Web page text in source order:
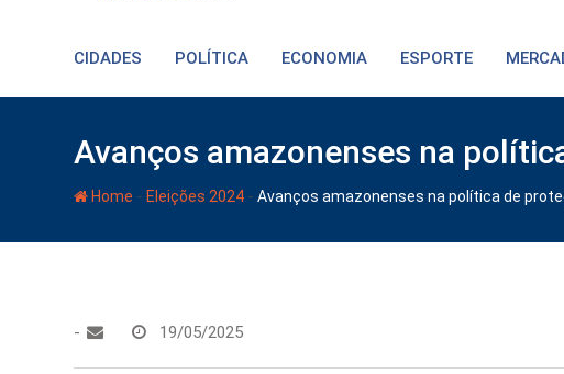
CIDADES POLÍTICA ECONOMIA ESPORTE
Avanços amazonenses na
Home - Eleições 2024 - Avanços amazonenses na política de
- 19/05/2025